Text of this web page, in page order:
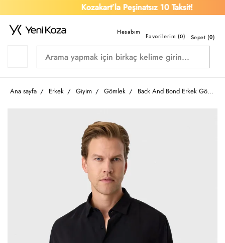
Kozakart’la Peşinatsız 10 Taksit!
Favorilerim (0) Sepet (0)
Ana sayfa Erkek Giyim Gömlek Back And Bond Erkek Gömlek